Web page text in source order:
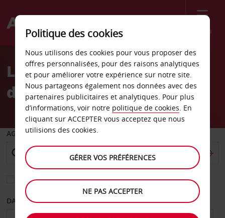
Menu
Welcome
AvisLocation de voiture Gare
de Castellon
AGENCE DE DÉPART
Sélectionnez une autre agence de retour
DATE DE DÉPART DATE DE RETOUR
Politique des cookies
Nous utilisons des cookies pour vous proposer des
offres personnalisées, pour des raisons analytiques
et pour améliorer votre expérience sur notre site.
Nous partageons également nos données avec des
partenaires publicitaires et analytiques. Pour plus
d’informations, voir notre politique de cookies. En
cliquant sur ACCEPTER vous acceptez que nous
utilisions des cookies.
GÉRER VOS PRÉFÉRENCES
NE PAS ACCEPTER